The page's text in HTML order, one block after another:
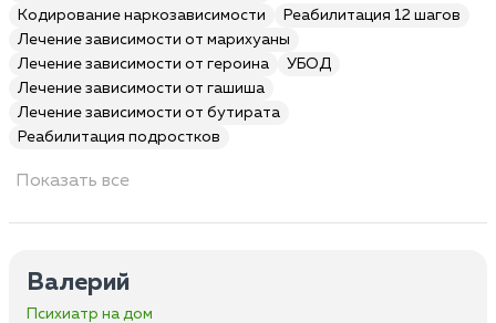
Кодирование наркозависимости
Реабилитация 12 шагов
Лечение зависимости от марихуаны
Лечение зависимости от героина
УБОД
Лечение зависимости от гашиша
Лечение зависимости от бутирата
Реабилитация подростков
Показать все
Валерий
Психиатр на дом